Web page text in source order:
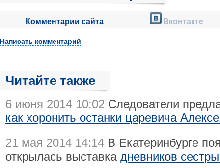
Комментарии сайта Вконтакте
Написать комментарий
Читайте также
6 июня 2014 10:02 Следователи
как хоронить останки царевича
21 мая 2014 14:14 В Екатеринбурге
открылась выставка дневников